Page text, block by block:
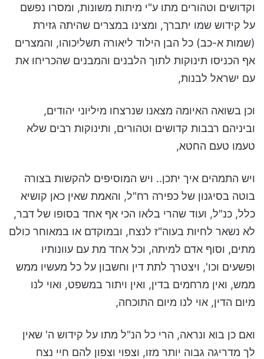
וקדושים וטהורים מתו ע"י מיתות משונות, ומסרו נפשם
על קידוש שמו יתברך, ומצינו במצרים שהיתה גזירת
(שמות א-כב) כל הבן הילוד ליאורה תשליכוהו, והמצרים
אף הכניסו תינוקות לתוך הלבנים והמבנים שהכריחו את
עם ישראל לבנות,
וכן בשואה האיומה מצאנו שנרצחו מיליוני יהודים,
וביניהם רבבות קדושים וטהורים, ותינוקות רבים שלא
טעמו טעם החטא,
ויש התמהים איך יתכן.. ויש המוסיפים להקשות בצורה
בוטה בסיגנון של כפירה רח"ל, והאמת שאין כאן קושיא
כלל, כנ"ל, ועוד שהרי בלאו הכי אף אחד בסופו של דבר,
לא נשאר לחיות בעוה"ז לנצח, ובמוקדם או במאוחר כולם
מתים, וסוף אדם למיתה, וכל אחד מת עם עוונותיו
ופשעים וכו', ויצטרך לתת דין וחשבון על כל מעשיו ממש
ממש, ואין מרחמים בדין, ואין ויתור במשפט, ואוי לנו
מיום הדין, אוי לנו מיום התוכחה,
ואם כן בוא ונראה, הרי כל הנ"ל מתו על קידוש ה' שאין
לך מדריגה גבוה יותר מזו, וצפוי וצפון להם חיי נצח